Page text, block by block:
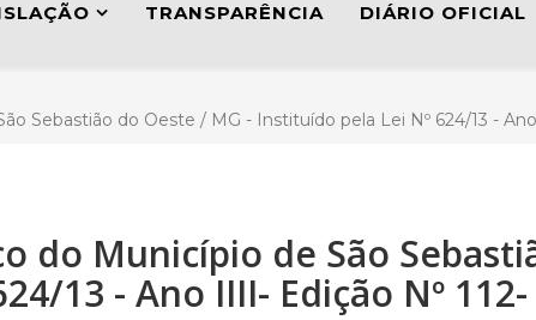
TRANSPARÊNCIA DIÁRIO OFICIAL
Sebastião do Oeste / MG - Instituído pela Lei Nº 624/13 -
do Município de São
13 - Ano IIII- Edição Nº